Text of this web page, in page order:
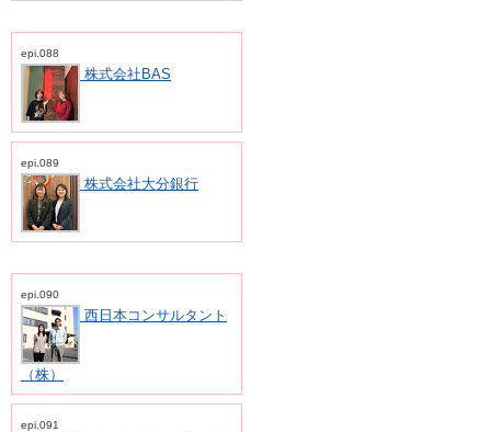
epi.088
株式会社BAS
epi.089
株式会社大分銀行
epi.090
西日本コンサルタント
（株）
epi.091